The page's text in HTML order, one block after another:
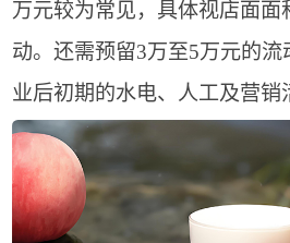
万元较为常见，具体视店面面
动。还需预留3万至5万元的
业后初期的水电、人工及营销